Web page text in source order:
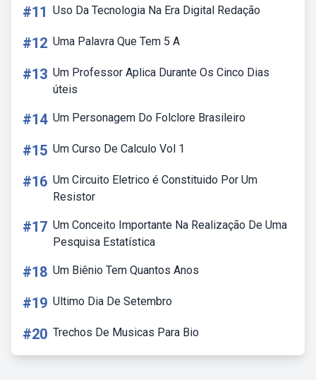
#11 Uso Da Tecnologia Na Era Digital Redação
#12 Uma Palavra Que Tem 5 A
#13 Um Professor Aplica Durante Os Cinco Dias
úteis
#14 Um Personagem Do Folclore Brasileiro
#15 Um Curso De Calculo Vol 1
#16 Um Circuito Eletrico é Constituido Por Um
Resistor
#17 Um Conceito Importante Na Realização De Uma
Pesquisa Estatística
#18 Um Biênio Tem Quantos Anos
#19 Ultimo Dia De Setembro
#20 Trechos De Musicas Para Bio